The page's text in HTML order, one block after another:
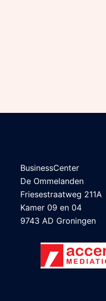
BusinessCenter
De Ommelanden
Friesestraatweg 211A
Kamer 09 en 04
9743 AD Groningen